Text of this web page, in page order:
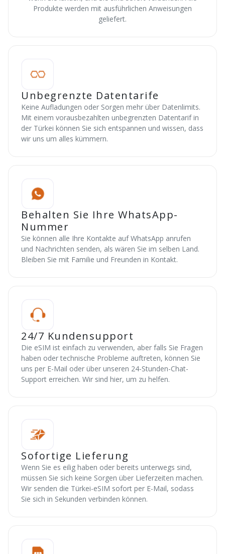
Produkte werden mit ausführlichen Anweisungen
geliefert.
Unbegrenzte Datentarife
Keine Aufladungen oder Sorgen mehr über Datenlimits.
Mit einem vorausbezahlten unbegrenzten Datentarif in
der Türkei können Sie sich entspannen und wissen, dass
wir uns um alles kümmern.
Behalten Sie Ihre WhatsApp-
Nummer
Sie können alle Ihre Kontakte auf WhatsApp anrufen
und Nachrichten senden, als wären Sie im selben Land.
Bleiben Sie mit Familie und Freunden in Kontakt.
24/7 Kundensupport
Die eSIM ist einfach zu verwenden, aber falls Sie Fragen
haben oder technische Probleme auftreten, können Sie
uns per E-Mail oder über unseren 24-Stunden-Chat-
Support erreichen. Wir sind hier, um zu helfen.
Sofortige Lieferung
Wenn Sie es eilig haben oder bereits unterwegs sind,
müssen Sie sich keine Sorgen über Lieferzeiten machen.
Wir senden die Türkei-eSIM sofort per E-Mail, sodass
Sie sich in Sekunden verbinden können.